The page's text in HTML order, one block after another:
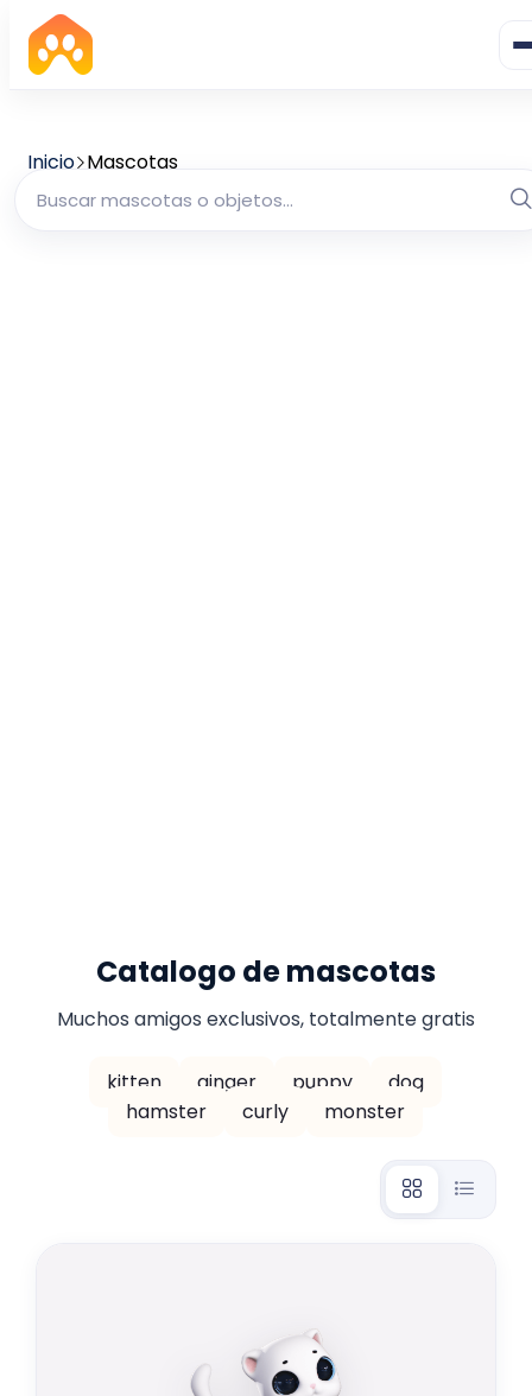
Inicio Mascotas
Catalogo de mascotas
Muchos amigos exclusivos, totalmente gratis
kitten ginger puppy
dog
hamster
curly monster